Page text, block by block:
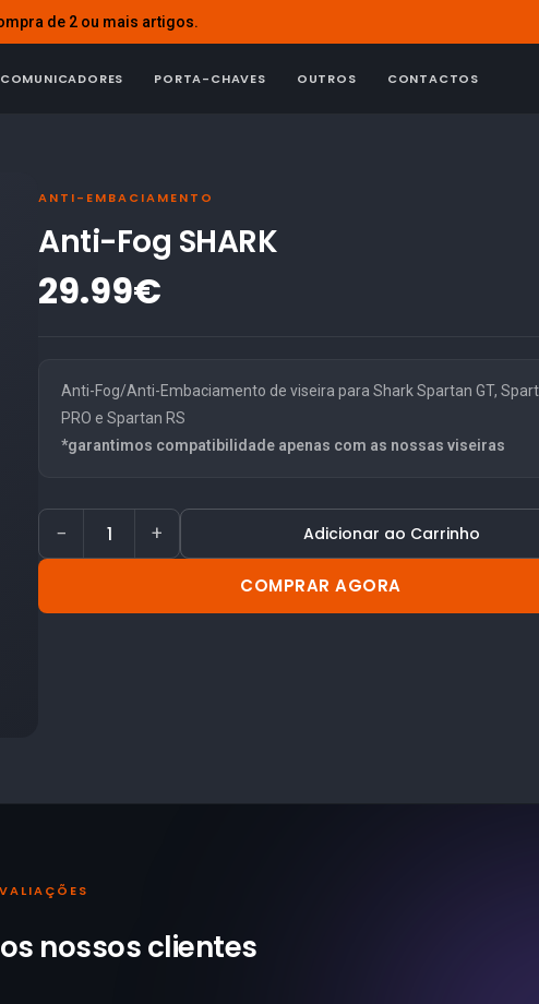
de 2 ou mais artigos.
PORTA-CHAVES OUTROS CONTACTOS
ANTI-EMBACIAMENTO
Anti-Fog SHARK
29.99€
Anti-Fog/Anti-Embaciamento de viseira para Shark Spartan GT,
PRO e Spartan RS
*garantimos compatibilidade apenas com as nossas viseiras
− + Adicionar ao Carrinho
COMPRAR AGORA
nossosclientes